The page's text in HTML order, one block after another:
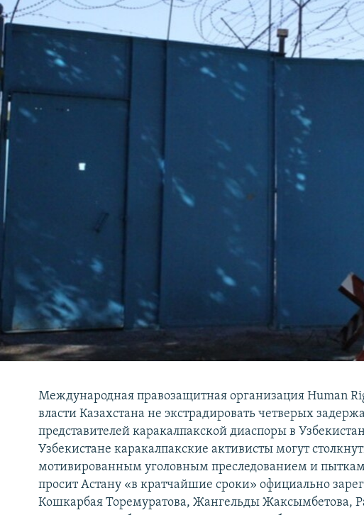
Международная правозащитная организация Human
власти Казахстана не экстрадировать четверых
представителей каракалпакской диаспоры в
Узбекистане каракалпакские активисты могут
мотивированным уголовным преследованием и
просит Астану «в кратчайшие сроки» официально
Кошкарбая Торемуратова, Жангельды Жаксымбетова,